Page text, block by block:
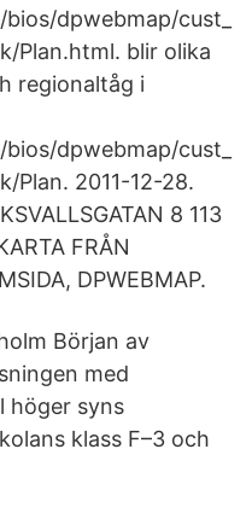
dpwebmap/cust_
Plan.html. blir olika
regionaltåg i
dpwebmap/cust_
Plan. 2011-12-28.
8 113
FRÅN
DPWEBMAP.
Början av
med
höger syns
klass F–3 och